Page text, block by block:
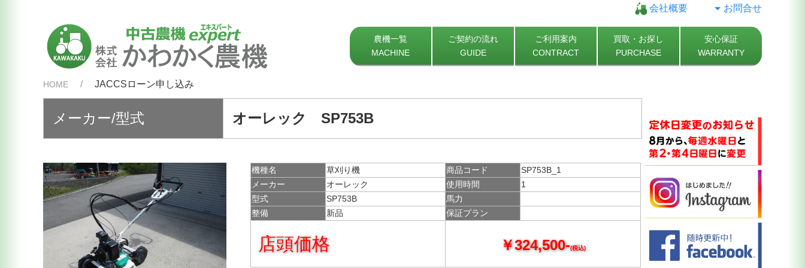
会社概要 お問合せ
農機一覧
MACHINE
ご契約の流れ
GUIDE
ご利用案内
CONTRACT
買取・お探し
PURCHASE
安心保証
WARRANTY
HOME JACCSローン申し込み
メーカー/型式 オーレック SP753B
機種名 草刈り機 商品コード
SP753B_1
メーカー
オーレック 使用時間
1
型式
SP753B
馬力
整備
新品 保証プラン
店頭価格 ￥324,500-(税込)